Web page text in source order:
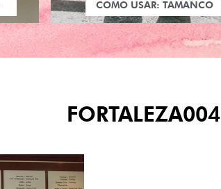
COMO USAR: TAMANCO
FORTALEZA004